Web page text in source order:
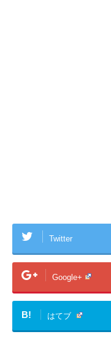
Twitter
Google+
B! はてブ